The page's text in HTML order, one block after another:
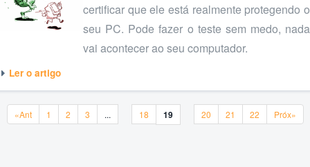
certificar que ele está realmente protegendo o
seu PC. Pode fazer o teste sem medo, nada
vai acontecer ao seu computador.
Ler o artigo
«Ant«Ant1 22 33 ... 1818 19 2020 21 2222 Próx»